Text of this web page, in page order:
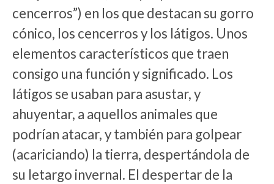
cencerros”) en los que destacan su gorro
cónico, los cencerros y los látigos. Unos
elementos característicos que traen
consigo una función y significado. Los
látigos se usaban para asustar, y
ahuyentar, a aquellos animales que
podrían atacar, y también para golpear
(acariciando) la tierra, despertándola de
su letargo invernal. El despertar de la